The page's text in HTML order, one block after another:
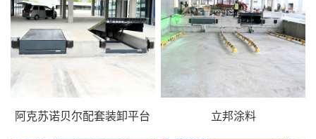
阿克苏诺贝尔配套装卸平台 立邦涂料